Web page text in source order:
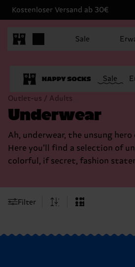
Kostenloser Versand ab 30€
Sale
Sale
Outlet-us / Adults
Underwear
Ah, underwear, the unsung
Here you’ll find a selection of
colorful, if secret, fashion
Filter